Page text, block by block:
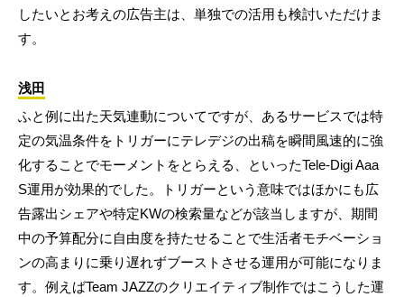
したいとお考えの広告主は、単独での活用も検討いただけま
す。
浅田
ふと例に出た天気連動についてですが、あるサービスでは特
定の気温条件をトリガーにテレデジの出稿を瞬間風速的に強
化することでモーメントをとらえる、といったTele-Digi Aaa
S運用が効果的でした。トリガーという意味ではほかにも広
告露出シェアや特定KWの検索量などが該当しますが、期間
中の予算配分に自由度を持たせることで生活者モチベーショ
ンの高まりに乗り遅れずブーストさせる運用が可能になりま
す。例えばTeam JAZZのクリエイティブ制作ではこうした運